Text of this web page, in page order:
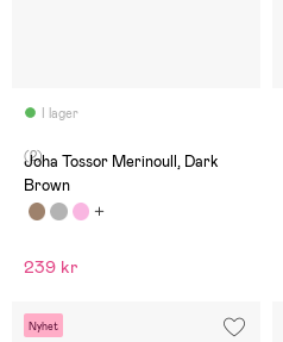
I lager
(2)
Joha Tossor Merinoull, Dark
Brown
239 kr
Nyhet